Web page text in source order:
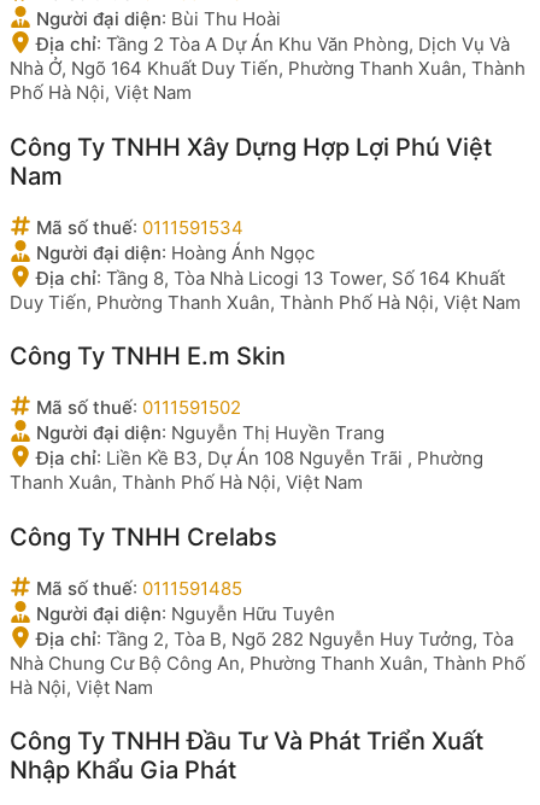
Người đại diện: Bùi Thu Hoài
Địa chỉ: Tầng 2 Tòa A Dự Án Khu Văn Phòng, Dịch Vụ Và
Nhà Ở, Ngõ 164 Khuất Duy Tiến, Phường Thanh Xuân, Thành
Phố Hà Nội, Việt Nam
Công Ty TNHH Xây Dựng Hợp Lợi Phú Việt
Nam
Mã số thuế: 0111591534
Người đại diện: Hoàng Ánh Ngọc
Địa chỉ: Tầng 8, Tòa Nhà Licogi 13 Tower, Số 164 Khuất
Duy Tiến, Phường Thanh Xuân, Thành Phố Hà Nội, Việt Nam
Công Ty TNHH E.m Skin
Mã số thuế: 0111591502
Người đại diện: Nguyễn Thị Huyền Trang
Địa chỉ: Liền Kề B3, Dự Án 108 Nguyễn Trãi , Phường
Thanh Xuân, Thành Phố Hà Nội, Việt Nam
Công Ty TNHH Crelabs
Mã số thuế: 0111591485
Người đại diện: Nguyễn Hữu Tuyên
Địa chỉ: Tầng 2, Tòa B, Ngõ 282 Nguyễn Huy Tưởng, Tòa
Nhà Chung Cư Bộ Công An, Phường Thanh Xuân, Thành Phố
Hà Nội, Việt Nam
Công Ty TNHH Đầu Tư Và Phát Triển Xuất
Nhập Khẩu Gia Phát